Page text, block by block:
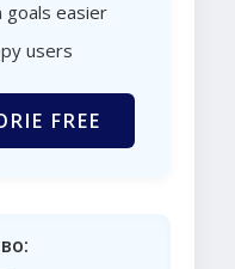
easier
users
FREE